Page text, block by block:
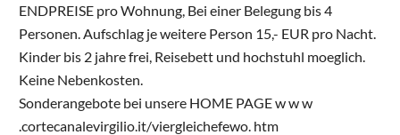
ENDPREISE pro Wohnung, Bei einer Belegung bis 4
Personen. Aufschlag je weitere Person 15,- EUR pro Nacht.
Kinder bis 2 jahre frei, Reisebett und hochstuhl moeglich.
Keine Nebenkosten.
Sonderangebote bei unsere HOME PAGE w w w
.cortecanalevirgilio.it/viergleichefewo. htm